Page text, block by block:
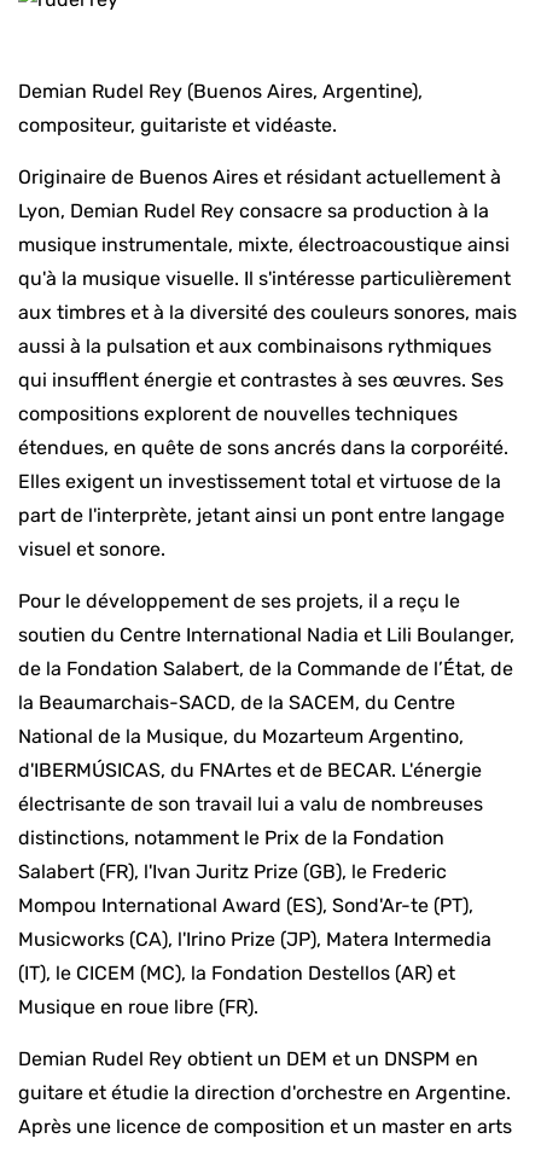
Demian Rudel Rey (Buenos Aires, Argentine),
compositeur, guitariste et vidéaste.
Originaire de Buenos Aires et résidant actuellement à
Lyon, Demian Rudel Rey consacre sa production à la
musique instrumentale, mixte, électroacoustique ainsi
qu'à la musique visuelle. Il s'intéresse particulièrement
aux timbres et à la diversité des couleurs sonores, mais
aussi à la pulsation et aux combinaisons rythmiques
qui insufflent énergie et contrastes à ses œuvres. Ses
compositions explorent de nouvelles techniques
étendues, en quête de sons ancrés dans la corporéité.
Elles exigent un investissement total et virtuose de la
part de l'interprète, jetant ainsi un pont entre langage
visuel et sonore.
Pour le développement de ses projets, il a reçu le
soutien du Centre International Nadia et Lili Boulanger,
de la Fondation Salabert, de la Commande de l’État, de
la Beaumarchais-SACD, de la SACEM, du Centre
National de la Musique, du Mozarteum Argentino,
d'IBERMÚSICAS, du FNArtes et de BECAR. L'énergie
électrisante de son travail lui a valu de nombreuses
distinctions, notamment le Prix de la Fondation
Salabert (FR), l'Ivan Juritz Prize (GB), le Frederic
Mompou International Award (ES), Sond'Ar-te (PT),
Musicworks (CA), l'Irino Prize (JP), Matera Intermedia
(IT), le CICEM (MC), la Fondation Destellos (AR) et
Musique en roue libre (FR).
Demian Rudel Rey obtient un DEM et un DNSPM en
guitare et étudie la direction d'orchestre en Argentine.
Après une licence de composition et un master en arts